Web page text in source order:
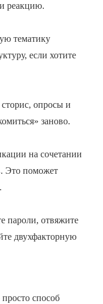
реакцию.
тематику
если хотите
сторис, опросы и
заново.
на сочетании
Это поможет
пароли, отвяжите
двухфакторную
способ